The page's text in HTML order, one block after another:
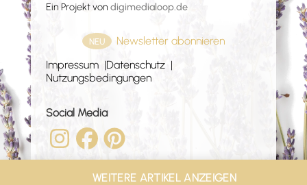
WEITERE ARTIKEL ANZEIGEN
Ein Projekt vondigimedialoop.de
NEU
Newsletter abonnieren
Impressum
Datenschutz
Nutzungsbedingungen
Social Media